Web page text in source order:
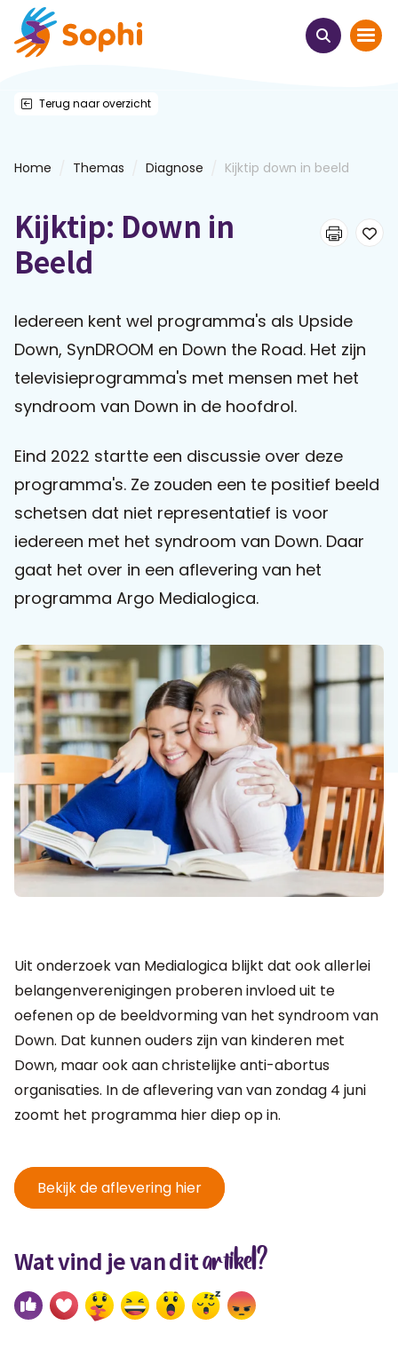
Thema's
Leren & ontmoeten
E-learnings
Themabijeenkomsten
Clientdossier Wiki
Mijn
Sophi
Over
Sophi
Contact
Terug naar overzicht
Home Themas Diagnose Kijktip down in beeld
Kijktip: Down in
Beeld
Iedereen kent wel programma's als Upside
Down, SynDROOM en Down the Road. Het zijn
televisieprogramma's met mensen met het
syndroom van Down in de hoofdrol.
Eind 2022 startte een discussie over deze
programma's. Ze zouden een te positief beeld
schetsen dat niet representatief is voor
iedereen met het syndroom van Down. Daar
gaat het over in een aflevering van het
programma Argo Medialogica.
Uit onderzoek van Medialogica blijkt dat ook allerlei
belangenverenigingen proberen invloed uit te
oefenen op de beeldvorming van het syndroom van
Down. Dat kunnen ouders zijn van kinderen met
Down, maar ook aan christelijke anti-abortus
organisaties. In de aflevering van van zondag 4 juni
zoomt het programma hier diep op in.
Bekijk de aflevering hier
Wat vind je van ditartikel?